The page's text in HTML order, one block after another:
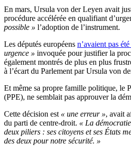
En mars, Ursula von der Leyen avait
procédure accélérée en qualifiant
possible » l’adoption de l’instrument.
Les députés européens n’avaient pas
urgence » invoquée pour justifier la
également montrés de plus en plus
à l’écart du Parlement par Ursula von
Et même sa propre famille politique, le
(PPE), ne semblait pas approuver la
Cette décision est « une erreur », avait
du parti de centre-droit. « La
deux piliers : ses citoyens et ses États
des deux pour notre sécurité. »